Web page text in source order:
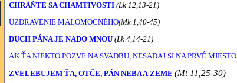
CHRÁŇTE SA CHAMTIVOSTI (Lk 12,13-21)
UZDRAVENIE MALOMOCNÉHO(Mk 1,40-45)
DUCH PÁNA JE NADO MNOU (Lk 4,14-21)
AK ŤA NIEKTO POZVE NA SVADBU, NESADAJ SI NA PRVÉ MIESTO
ZVELEBUJEM ŤA, OTČE, PÁN NEBA A ZEME (Mt 11,25-30)